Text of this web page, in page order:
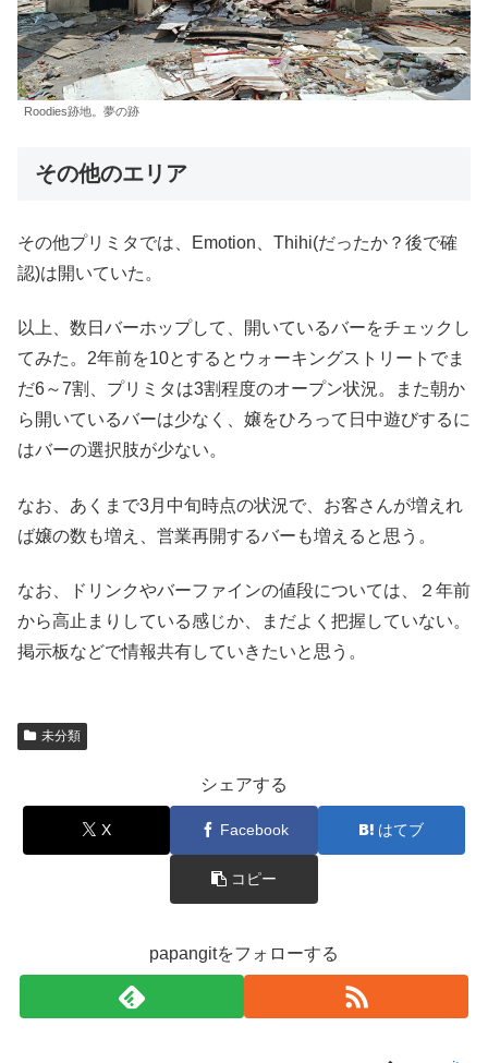
Roodies跡地。夢の跡
その他のエリア
その他プリミタでは、Emotion、Thihi(だったか？後で確
認)は開いていた。
以上、数日バーホップして、開いているバーをチェックし
てみた。2年前を10とするとウォーキングストリートでま
だ6～7割、プリミタは3割程度のオープン状況。また朝か
ら開いているバーは少なく、嬢をひろって日中遊びするに
はバーの選択肢が少ない。
なお、あくまで3月中旬時点の状況で、お客さんが増えれ
ば嬢の数も増え、営業再開するバーも増えると思う。
なお、ドリンクやバーファインの値段については、２年前
から高止まりしている感じか、まだよく把握していない。
掲示板などで情報共有していきたいと思う。
未分類
シェアする
X Facebook はてブ
コピー
papangitをフォローする